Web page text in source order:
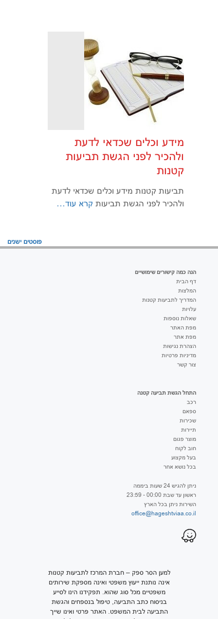
מידע וכלים שכדאי לדעת
ולהכיר לפני הגשת תביעות
קטנות
תביעות קטנות מידע וכלים שכדאי לדעת
ולהכיר לפני הגשת תביעות קרא עוד…
פוסטים ישנים
הנה כמה קישורים שימושיים
דף הבית
המלצות
המדריך לתביעות קטנות
עלויות
שאלות נוספות
מפת האתר
מפת אתר
הצהרת נגישות
מדיניות פרטיות
צור קשר
התחל הגשת תביעה קטנה
רכב
ספאם
שכירות
תיירות
מוצר פגום
חוב לקוח
בעל מקצוע
בכל נושא אחר
ניתן להגיש 24 שעות ביממה
ראשון עד שבת 00:00 - 23:59
השירות ניתן בכל הארץ
office@hageshtviaa.co.il
למען הסר ספק – חברת המרכז לתביעות קטנות
אינה נותנת ייעוץ משפטי ואינה מספקת שירותים
משפטיים מכל סוג שהוא. תפקידנו הינו לסייע
בניסוח כתב התביעה, טיפול בנספחים והגשת
התביעה לבית המשפט. האתר פרטי ואינו שייך